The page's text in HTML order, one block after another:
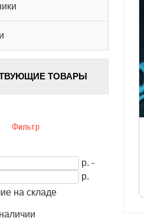
ТОВАРЫ
Фильтр
р. -
р.
на складе